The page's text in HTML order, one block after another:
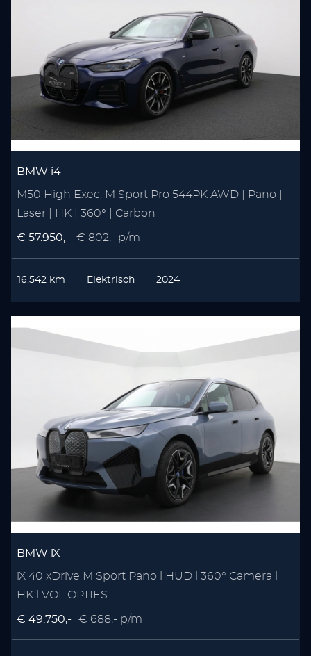
BMW i4
M50 High Exec. M Sport Pro 544PK AWD | Pano |
Laser | HK | 360° | Carbon
€ 57.950,- € 802,- p/m
16.542 km Elektrisch 2024
BMW iX
iX 40 xDrive M Sport Pano l HUD l 360° Camera l
HK l VOL OPTIES
€ 49.750,- € 688,- p/m